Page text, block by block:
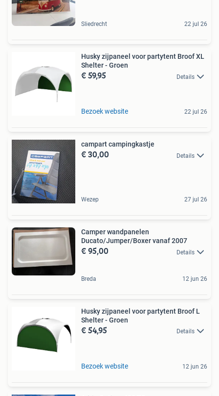
Sliedrecht 22 jul 26
Husky zijpaneel voor partytent Broof XL
Shelter - Groen
€ 59,95 Details
Bezoek website 22 jul 26
campart campingkastje
€ 30,00 Details
Wezep 27 jul 26
Camper wandpanelen
Ducato/Jumper/Boxer vanaf 2007
€ 95,00 Details
Breda 12 jun 26
Husky zijpaneel voor partytent Broof L
Shelter - Groen
€ 54,95 Details
Bezoek website 12 jun 26